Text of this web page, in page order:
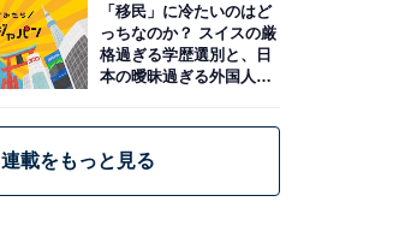
「移民」に冷たいのはど
っちなのか？ スイスの厳
格過ぎる学歴選別と、日
本の曖昧過ぎる外国人政
連載をもっと見る